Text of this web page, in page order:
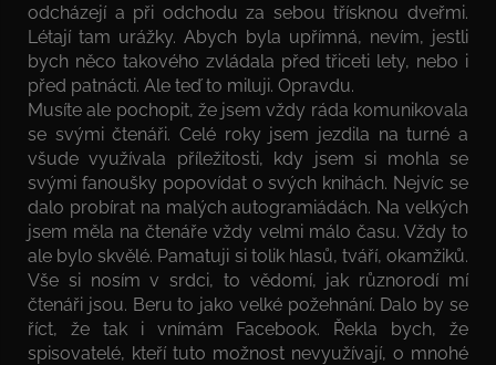
odcházejí a při odchodu za sebou třísknou dveřmi.
Létají tam urážky. Abych byla upřímná, nevím, jestli
bych něco takového zvládala před třiceti lety, nebo i
před patnácti. Ale teď to miluji. Opravdu.
Musíte ale pochopit, že jsem vždy ráda komunikovala
se svými čtenáři. Celé roky jsem jezdila na turné a
všude využívala příležitosti, kdy jsem si mohla se
svými fanoušky popovídat o svých knihách. Nejvíc se
dalo probírat na malých autogramiádách. Na velkých
jsem měla na čtenáře vždy velmi málo času. Vždy to
ale bylo skvělé. Pamatuji si tolik hlasů, tváří, okamžiků.
Vše si nosím v srdci, to vědomí, jak různorodí mí
čtenáři jsou. Beru to jako velké požehnání. Dalo by se
říct, že tak i vnímám Facebook. Řekla bych, že
spisovatelé, kteří tuto možnost nevyužívají, o mnohé